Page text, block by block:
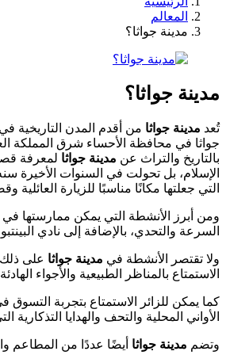
المعالم
مدينة جواثا؟
مدينة جواثا؟
تُعد مدينة جواثا من أقدم المدن التاريخية
جواثا في محافظة الأحساء شرق المملكة
بالتاريخ والتراث عن مدينة جواثا لمعرفة
التي جعلتها مكانًا مناسبًا للزيارة العائلية
ومن أبرز الأنشطة التي يمكن ممارستها في
السرعة والتحدي، بالإضافة إلى نادي
ولا تقتصر الأنشطة في مدينة جواثا على
الاستمتاع بالمناظر الطبيعية والأجواء
كما يمكن للزائر الاستمتاع بتجربة التسوق
الأواني المحلية والتحف والهدايا
وتضم مدينة جواثا أيضًا عددًا من المطاعم